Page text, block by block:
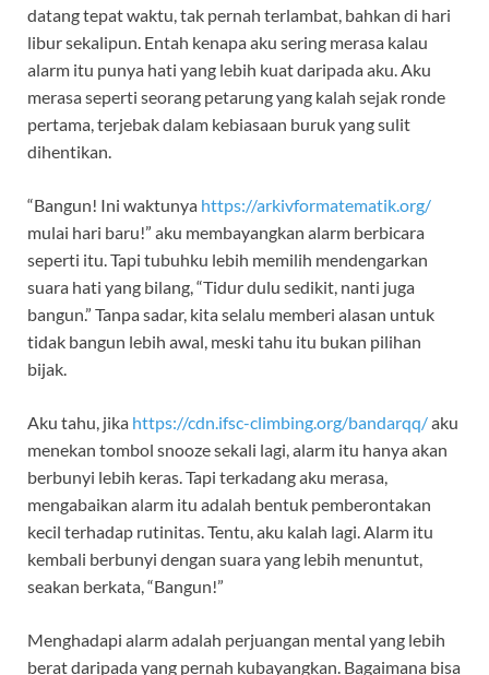
datang tepat waktu, tak pernah terlambat, bahkan di hari
libur sekalipun. Entah kenapa aku sering merasa kalau
alarm itu punya hati yang lebih kuat daripada aku. Aku
merasa seperti seorang petarung yang kalah sejak ronde
pertama, terjebak dalam kebiasaan buruk yang sulit
dihentikan.
“Bangun! Ini waktunya https://arkivformatematik.org/
mulai hari baru!” aku membayangkan alarm berbicara
seperti itu. Tapi tubuhku lebih memilih mendengarkan
suara hati yang bilang, “Tidur dulu sedikit, nanti juga
bangun.” Tanpa sadar, kita selalu memberi alasan untuk
tidak bangun lebih awal, meski tahu itu bukan pilihan
bijak.
Aku tahu, jika https://cdn.ifsc-climbing.org/bandarqq/aku
menekan tombol snooze sekali lagi, alarm itu hanya akan
berbunyi lebih keras. Tapi terkadang aku merasa,
mengabaikan alarm itu adalah bentuk pemberontakan
kecil terhadap rutinitas. Tentu, aku kalah lagi. Alarm itu
kembali berbunyi dengan suara yang lebih menuntut,
seakan berkata, “Bangun!”
Menghadapi alarm adalah perjuangan mental yang lebih
berat daripada yang pernah kubayangkan. Bagaimana bisa